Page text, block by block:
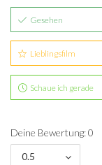
Gesehen
Lieblingsfilm
Schaue ich gerade
Deine Bewertung: 0
0.5